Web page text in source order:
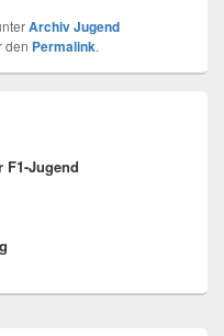
Archiv Jugend
den Permalink.
F1-Jugend